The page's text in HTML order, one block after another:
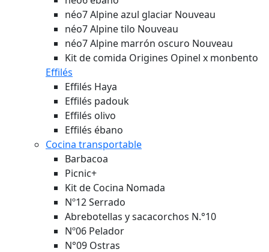
néo7 Alpine azul glaciar Nouveau
néo7 Alpine tilo Nouveau
néo7 Alpine marrón oscuro Nouveau
Kit de comida Origines Opinel x monbento
Effilés
Effilés Haya
Effilés padouk
Effilés olivo
Effilés ébano
Cocina transportable
Barbacoa
Picnic+
Kit de Cocina Nomada
Nº12 Serrado
Abrebotellas y sacacorchos N.°10
Nº06 Pelador
N°09 Ostras